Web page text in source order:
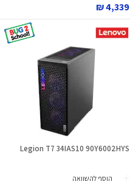
4,339 ₪
Legion T7 34IAS10 90Y6002HYS
הוסף להשוואה